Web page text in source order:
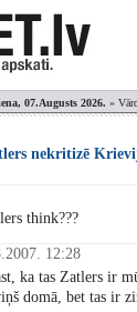
07.Augusts 2026. »
nekritizē
think???
12:28
ka tas Zatlers ir
domā, bet tas ir